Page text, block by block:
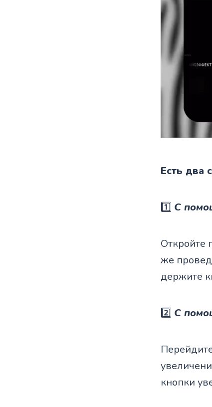
Есть два
1️⃣ С
Откройте
же
держите
2️⃣ С
кнопки